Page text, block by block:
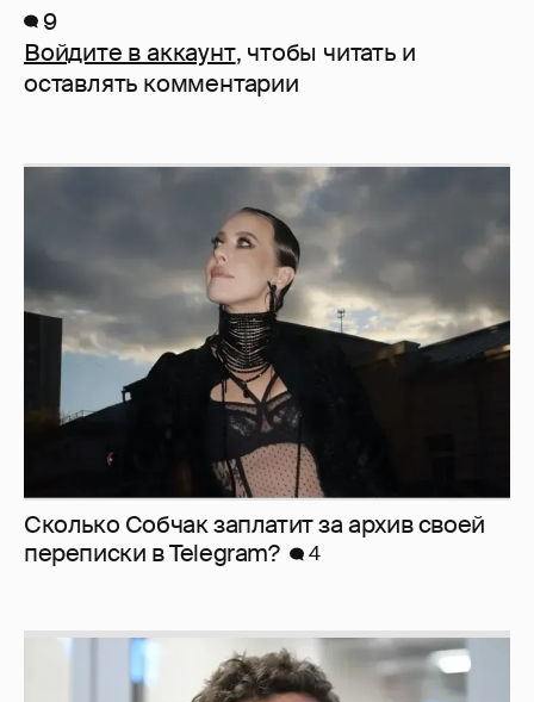
9
Войдите в аккаунт, чтобы читать и
оставлять комментарии
Сколько Собчак заплатит за архив своей
перeписки в Telegram?
4